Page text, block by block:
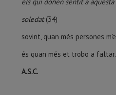
soledat(34)
sovint, quan més persones
és quan més et trobo a faltar.
A.S.C.